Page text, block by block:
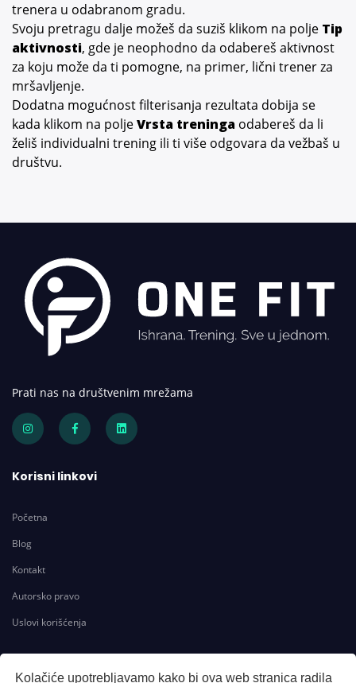
Kolačiće upotrebljavamo kako bi ova web stranica radila
trenera u odabranom gradu.
Svoju pretragu dalje možeš da suziš klikom na polje Tip
aktivnosti, gde je neophodno da odabereš aktivnost
za koju može da ti pomogne, na primer, lični trener za
mršavljenje.
Dodatna mogućnost filterisanja rezultata dobija se
kada klikom na poljeVrsta treninga odabereš da li
želiš individualni trening ili ti više odgovara da vežbaš u
društvu.
Prati nas na društvenim mrežama
Korisni linkovi
Početna
Blog
Kontakt
Autorsko pravo
Uslovi korišćenja
Kontakt